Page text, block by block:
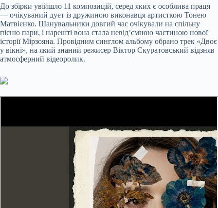
До збірки увійшло 11 композицій, серед яких є особлива праця
— очікуваний дует із дружиною виконавця артисткою Тонею
Матвієнко. Шанувальники довгий час очікували на спільну
пісню пари, і нарешті вона стала невід’ємною частиною нової
історії Мірзояна. Провідним синглом альбому обрано трек «Двоє
у вікні», на який знаний режисер Віктор Скуратовський відзняв
атмосферний відеоролик.